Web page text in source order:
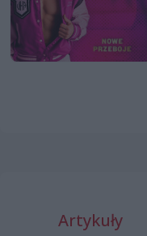
Artykuły